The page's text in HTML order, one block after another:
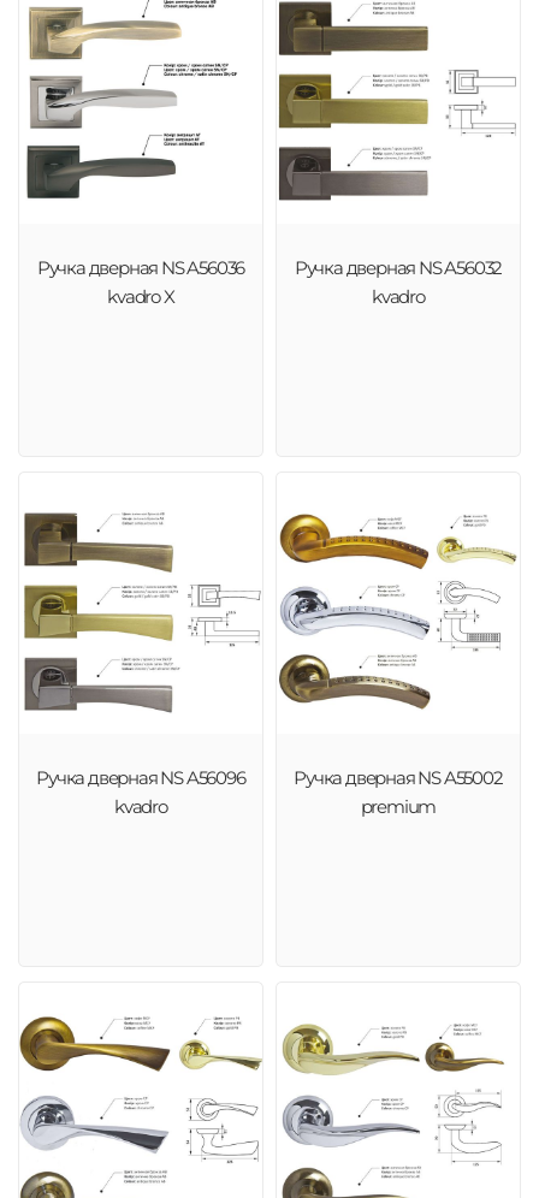
Ручка дверная NS A56036
kvadro X
Ручка дверная NS A56032
kvadro
Ручка дверная NS A56096
kvadro
Ручка дверная NS A55002
premium